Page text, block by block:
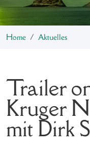
Home Aktuelles
Trailer
Kruger
mit Dirk